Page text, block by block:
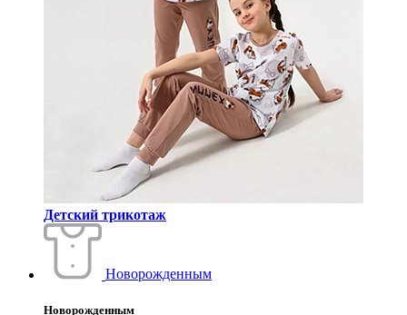
Детский трикотаж
Новорожденным
Новорожденным